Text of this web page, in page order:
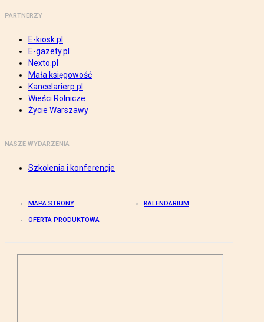
PARTNERZY
E-kiosk.pl
E-gazety.pl
Nexto.pl
Mała księgowość
Kancelarierp.pl
Wieści Rolnicze
Życie Warszawy
NASZE WYDARZENIA
Szkolenia i konferencje
MAPA STRONY KALENDARIUM
OFERTA PRODUKTOWA